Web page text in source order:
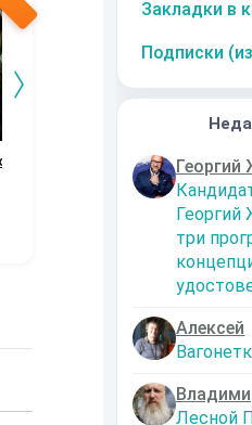
Закладки в
Подписки
Георгий
Георгий
три
Алексей
Лесной
Отражения Духа.
Рождения шамана
Не
в